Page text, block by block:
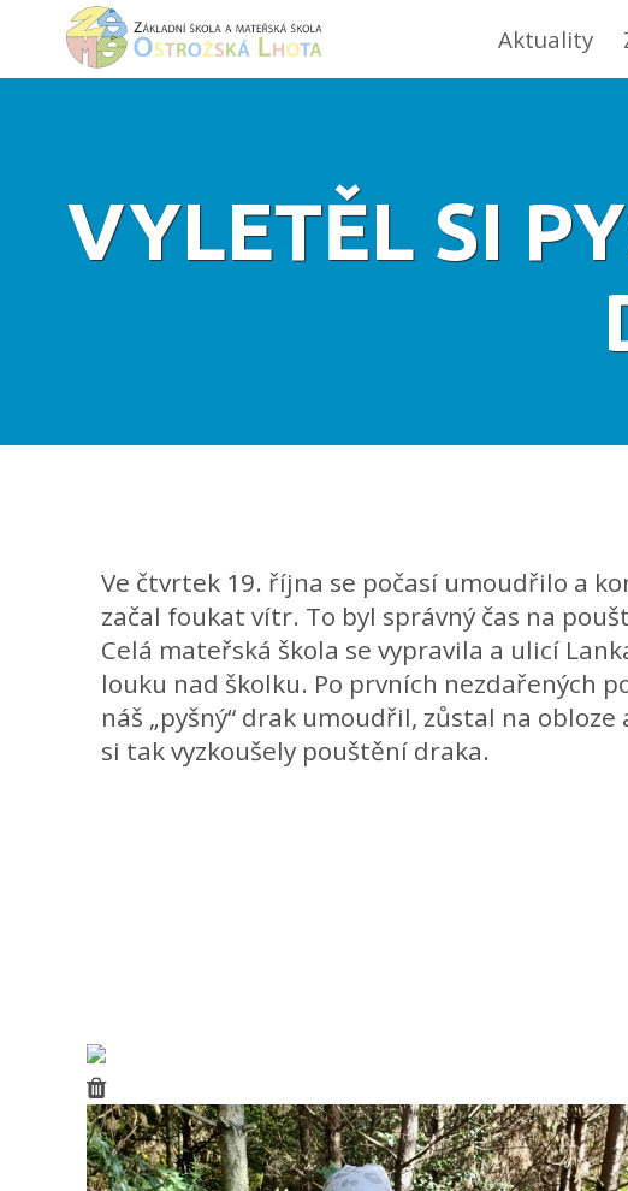
Aktuality
VYLETĚL SI
Ve čtvrtek 19. října se počasí umoudřilo a
začal foukat vítr. To byl správný čas na
Celá mateřská škola se vypravila a ulicí
louku nad školku. Po prvních nezdařených
náš „pyšný“ drak umoudřil, zůstal na obloze
si tak vyzkoušely pouštění draka.